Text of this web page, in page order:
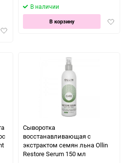
Добавить
В наличии
В корзину
Сыворотка
восстанавливающая с
экстрактом семян льна Ollin
Restore Serum 150 мл